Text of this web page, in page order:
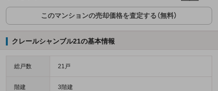
このマンションの売却価格を査定する（無料）
クレールシャンブル21の基本情報
総戸数 21戸
階建 3階建